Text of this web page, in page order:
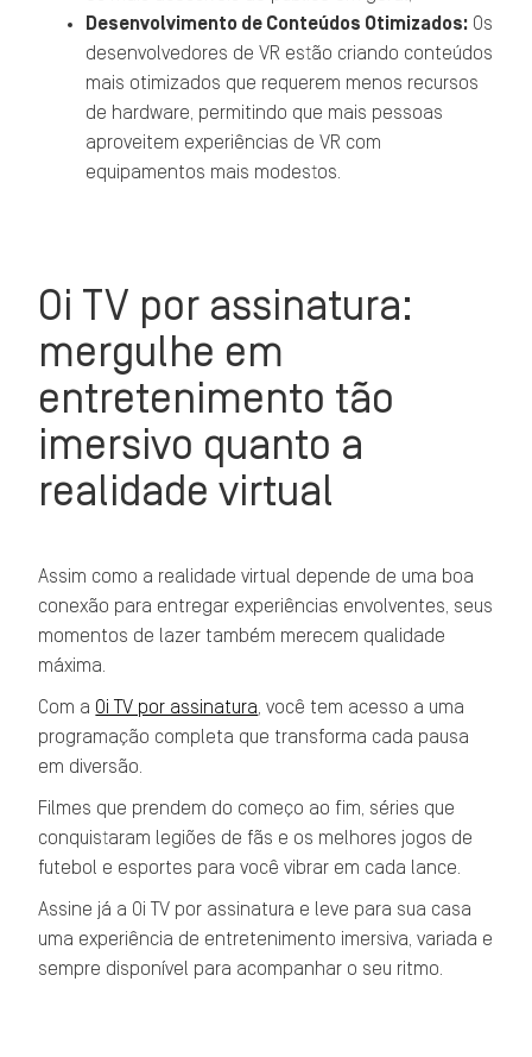
Desenvolvimento de Conteúdos Otimizados: Os
desenvolvedores de VR estão criando conteúdos
mais otimizados que requerem menos recursos
de hardware, permitindo que mais pessoas
aproveitem experiências de VR com
equipamentos mais modestos.
Oi TV por assinatura:
mergulhe em
entretenimento tão
imersivo quanto a
realidade virtual
Assim como a realidade virtual depende de uma boa
conexão para entregar experiências envolventes, seus
momentos de lazer também merecem qualidade
máxima.
Com a Oi TV por assinatura , você tem acesso a uma
programação completa que transforma cada pausa
em diversão.
Filmes que prendem do começo ao fim, séries que
conquistaram legiões de fãs e os melhores jogos de
futebol e esportes para você vibrar em cada lance.
Assine já a Oi TV por assinatura e leve para sua casa
uma experiência de entretenimento imersiva, variada e
sempre disponível para acompanhar o seu ritmo.